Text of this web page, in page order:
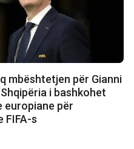
mbështetjen për Gianni
i bashkohet
europiane për
FIFA-s